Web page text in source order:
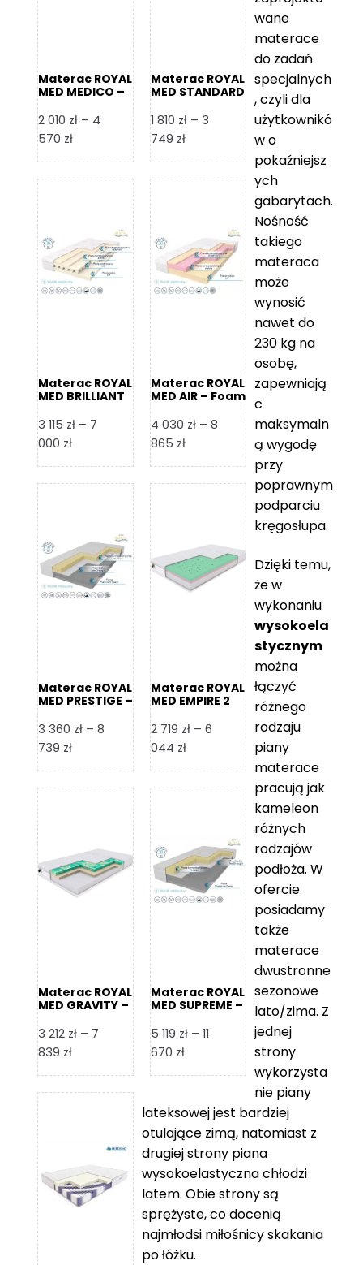
Materac ROYAL
MED MEDICO –
2 010 zł – 4
570 złZakres
od
4
570 zł
Materac ROYAL
MED STANDARD
1 810 zł – 3
749 złZakres
od
3
749 zł
Materac ROYAL
MED BRILLIANT
3 115 zł – 7
000 złZakres
od
7
000 zł
Materac ROYAL
MED AIR – Foam
4 030 zł – 8
865 złZakres
od
8
865 zł
Materac ROYAL
MED PRESTIGE –
3 360 zł – 8
739 złZakres
od
8
739 zł
Materac ROYAL
MED EMPIRE 2
2 719 zł – 6
044 złZakres
od
6
044 zł
Materac ROYAL
MED GRAVITY –
3 212 zł – 7
839 złZakres
od
839 zł
Materac ROYAL
MED SUPREME –
5 119 zł – 11
670 złZakres
5
119 zł
do
670 zł
wane
materace
do zadań
specjalnych
, czyli dla
użytkownikó
w o
pokaźniejsz
ych
gabarytach.
Nośność
takiego
materaca
może
wynosić
nawet do
230 kg na
osobę,
zapewniają
c
maksymaln
ą wygodę
przy
poprawnym
podparciu
kręgosłupa.
Dzięki temu,
że w
wykonaniu
wysokoela
stycznym
można
łączyć
różnego
rodzaju
piany
materace
pracują jak
kameleon
różnych
rodzajów
podłoża. W
ofercie
posiadamy
także
materace
dwustronne
sezonowe
lato/zima. Z
jednej
strony
wykorzysta
nie piany
lateksowej jest bardziej
otulające zimą, natomiast z
drugiej strony piana
wysokoelastyczna chłodzi
latem. Obie strony są
sprężyste, co docenią
najmłodsi miłośnicy skakania
po łóżku.